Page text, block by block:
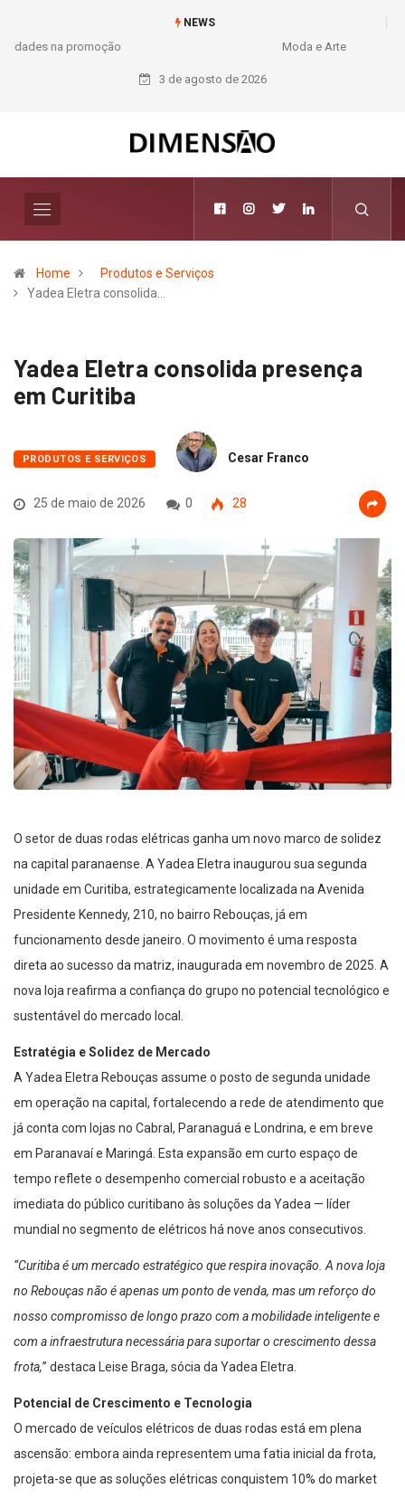
NEWS
3 de agosto de 2026
Home
Produtos e Serviços
Yadea Eletra consolida…
Yadea Eletra consolida presença
em Curitiba
PRODUTOS E SERVIÇOS Cesar Franco
25 de maio de 2026 0 28
O setor de duas rodas elétricas ganha um novo marco de solidez
na capital paranaense. A Yadea Eletra inaugurou sua segunda
unidade em Curitiba, estrategicamente localizada na Avenida
Presidente Kennedy, 210, no bairro Rebouças, já em
funcionamento desde janeiro. O movimento é uma resposta
direta ao sucesso da matriz, inaugurada em novembro de 2025. A
nova loja reafirma a confiança do grupo no potencial tecnológico e
sustentável do mercado local.
Estratégia e Solidez de Mercado
A Yadea Eletra Rebouças assume o posto de segunda unidade
em operação na capital, fortalecendo a rede de atendimento que
já conta com lojas no Cabral, Paranaguá e Londrina, e em breve
em Paranavaí e Maringá. Esta expansão em curto espaço de
tempo reflete o desempenho comercial robusto e a aceitação
imediata do público curitibano às soluções da Yadea — líder
mundial no segmento de elétricos há nove anos consecutivos.
“Curitiba é um mercado estratégico que respira inovação. A nova loja
no Rebouças não é apenas um ponto de venda, mas um reforço do
nosso compromisso de longo prazo com a mobilidade inteligente e
com a infraestrutura necessária para suportar o crescimento dessa
frota,” destaca Leise Braga, sócia da Yadea Eletra.
Potencial de Crescimento e Tecnologia
O mercado de veículos elétricos de duas rodas está em plena
ascensão: embora ainda representem uma fatia inicial da frota,
projeta-se que as soluções elétricas conquistem 10% do market